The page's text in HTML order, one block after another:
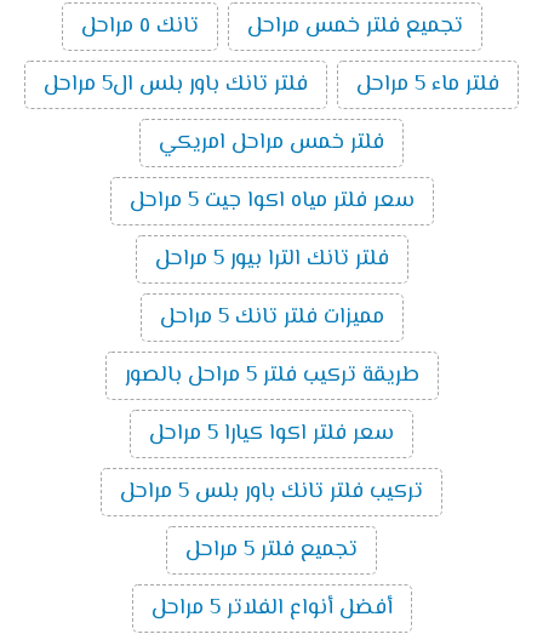
تجميع فلتر خمس مراحل
تانك ٥ مراحل
فلتر ماء 5 مراحل
فلتر تانك باور بلس ال5 مراحل
فلتر خمس مراحل امريكي
سعر فلتر مياه اكوا جيت 5 مراحل
فلتر تانك الترا بيور 5 مراحل
مميزات فلتر تانك 5 مراحل
طريقة تركيب فلتر 5 مراحل بالصور
سعر فلتر اكوا كيارا 5 مراحل
تركيب فلتر تانك باور بلس 5 مراحل
تجميع فلتر 5 مراحل
أفضل أنواع الفلاتر 5 مراحل